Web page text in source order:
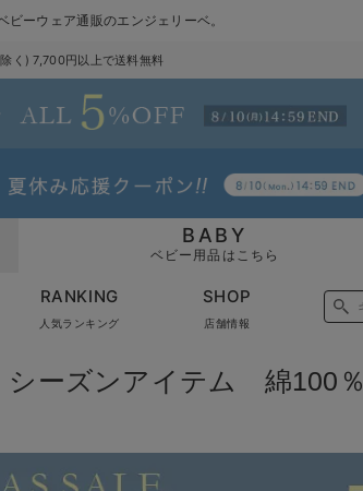
ーウェア通販のエンジェリーベ。
く) 7,700円以上で送料無料
BABY
ベビー用品はこちら
RANKING
人気ランキング
SHOP
店舗情報
シーズンアイテム 綿100％